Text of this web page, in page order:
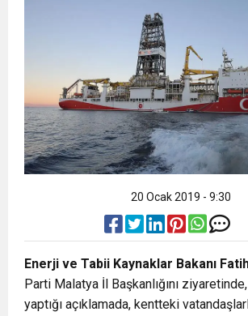
20 Ocak 2019 - 9:30
Enerji ve Tabii Kaynaklar Bakanı
Parti Malatya İl Başkanlığını
yaptığı açıklamada, kentteki